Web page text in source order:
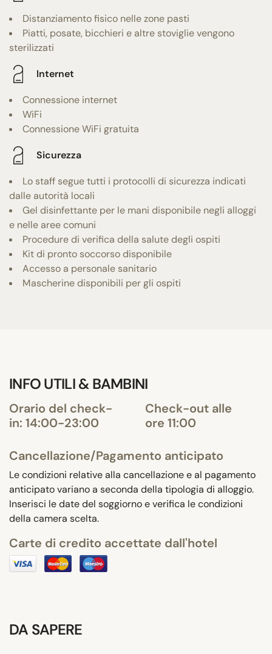
Distanziamento fisico nelle zone pasti
Piatti, posate, bicchieri e altre stoviglie vengono
sterilizzati
Internet
Connessione internet
WiFi
Connessione WiFi gratuita
Sicurezza
Lo staff segue tutti i protocolli di sicurezza indicati
dalle autorità locali
Gel disinfettante per le mani disponibile negli alloggi
e nelle aree comuni
Procedure di verifica della salute degli ospiti
Kit di pronto soccorso disponibile
Accesso a personale sanitario
Mascherine disponibili per gli ospiti
INFO UTILI & BAMBINI
Orario del check-
in: 14:00-23:00
Check-out alle
ore 11:00
Cancellazione/Pagamento anticipato
Le condizioni relative alla cancellazione e al pagamento
anticipato variano a seconda della tipologia di alloggio.
Inserisci le date del soggiorno e verifica le condizioni
della camera scelta.
Carte di credito accettate dall'hotel
DA SAPERE